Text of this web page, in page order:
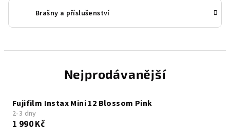
Brašny a příslušenství
Nejprodávanější
Fujifilm Instax Mini 12 Blossom Pink
2-3 dny
1 990 Kč